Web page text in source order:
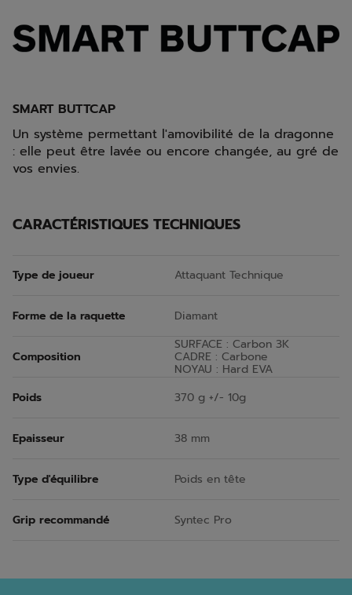
SMART BUTTCAP
Un système permettant l'amovibilité de la dragonne
: elle peut être lavée ou encore changée, au gré de
vos envies.
CARACTÉRISTIQUES TECHNIQUES
Type de joueur Attaquant Technique
Forme de la raquette Diamant
Composition
SURFACE : Carbon 3K
CADRE : Carbone
NOYAU : Hard EVA
Poids
370 g +/- 10g
Epaisseur 38 mm
Type d'équilibre Poids en tête
Grip recommandé Syntec Pro